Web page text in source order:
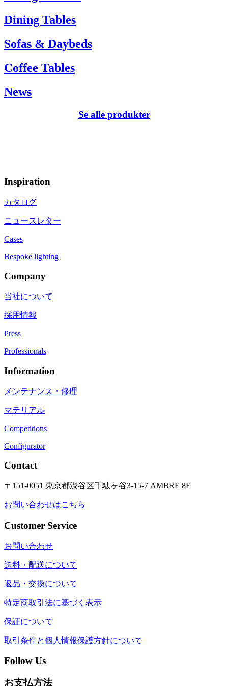
Dining Tables
Sofas & Daybeds
Coffee Tables
News
Se alle produkter
Inspiration
カタログ
ニュースレター
Cases
Bespoke lighting
Company
当社について
採用情報
Press
Professionals
Information
メンテナンス・修理
マテリアル
Competitions
Configurator
Contact
〒151-0051 東京都渋谷区千駄ヶ谷3-15-7 AMBRE 8F
お問い合わせはこちら
Customer Service
お問い合わせ
送料・配送について
返品・交換について
特定商取引法に基づく表示
保証について
取引条件と個人情報保護方針について
Follow Us
お支払方法